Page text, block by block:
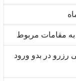
به مقامات مربوط
رزرو در بدو ورود